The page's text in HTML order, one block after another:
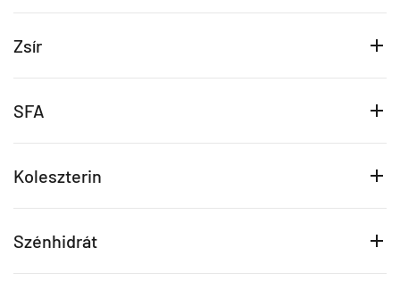
Zsír
SFA
Koleszterin
Szénhidrát